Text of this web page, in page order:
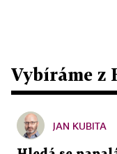
Vybíráme z
JAN KUBITA